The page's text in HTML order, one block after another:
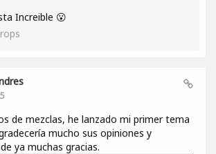
Increible 😮
de mezclas, he lanzado mi primer tema
mucho sus opiniones y
ya muchas gracias.